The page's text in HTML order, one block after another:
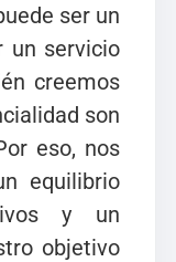
ser un
un servicio
creemos
son
eso, nos
equilibrio
y un
objetivo